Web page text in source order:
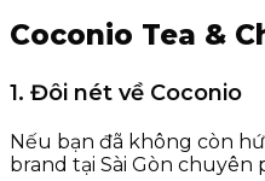
Coconio Tea &
1. Đôi nét về Coconio
Nếu bạn đã không còn
brand tại Sài Gòn